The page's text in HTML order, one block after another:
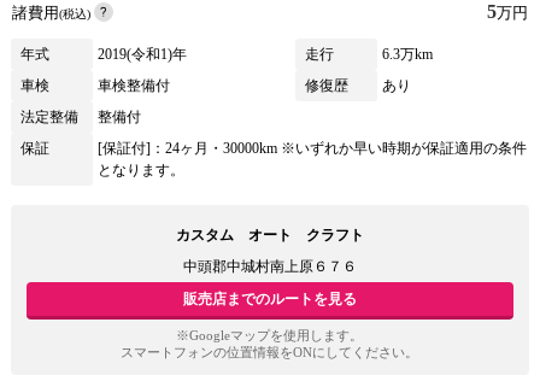
諸費用(税込) 5万円
年式 2019(令和1)年 走行
6.3万km
車検
車検整備付 修復歴
あり
法定整備
整備付
保証
[保証付]：24ヶ月・30000km ※いずれか早い時期が保証適用の条件
となります。
カスタム オート クラフト
中頭郡中城村南上原６７６
販売店までのルートを見る
※Googleマップを使用します。
スマートフォンの位置情報をONにしてください。